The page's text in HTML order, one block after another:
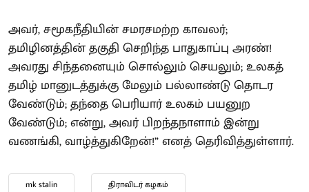
அவர், சமூகநீதியின் சமரசமற்ற காவலர்;
தமிழினத்தின் தகுதி செறிந்த பாதுகாப்பு அரண்!
அவரது சிந்தனையும் சொல்லும் செயலும்; உலகத்
தமிழ் மானுடத்துக்கு மேலும் பல்லாண்டு தொடர
வேண்டும்; தந்தை பெரியார் உலகம் பயனுற
வேண்டும்; என்று, அவர் பிறந்தநாளாம் இன்று
வணங்கி, வாழ்த்துகிறேன்!” எனத் தெரிவித்துள்ளார்.
mk stalin திராவிடர் கழகம்